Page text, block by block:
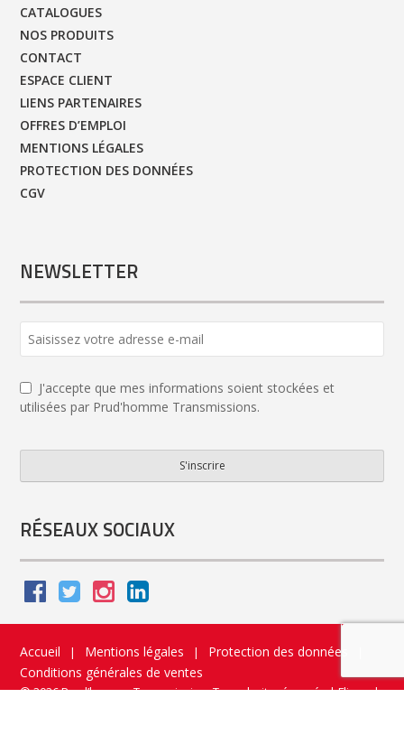
CATALOGUES
NOS PRODUITS
CONTACT
ESPACE CLIENT
LIENS PARTENAIRES
OFFRES D’EMPLOI
MENTIONS LÉGALES
PROTECTION DES DONNÉES
CGV
NEWSLETTER
Email *
J'accepte que mes informations soient stockées et
utilisées par Prud'homme Transmissions.
S'inscrire
RÉSEAUX SOCIAUX
Accueil | Mentions légales | Protection des données
Conditions générales de ventes
© 2026 Prud’homme Transmission. Tous droits réservés|Flippad